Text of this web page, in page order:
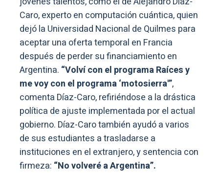
Caro, experto en computación cuántica, quien
dejó la Universidad Nacional de Quilmes para
aceptar una oferta temporal en Francia
después de perder su financiamiento en
Argentina. “Volví con el programa Raíces y
me voy con el programa ‘motosierra'”,
comenta Díaz-Caro, refiriéndose a la drástica
política de ajuste implementada por el actual
gobierno. Díaz-Caro también ayudó a varios
de sus estudiantes a trasladarse a
instituciones en el extranjero, y sentencia con
firmeza: “No volveré a Argentina”.